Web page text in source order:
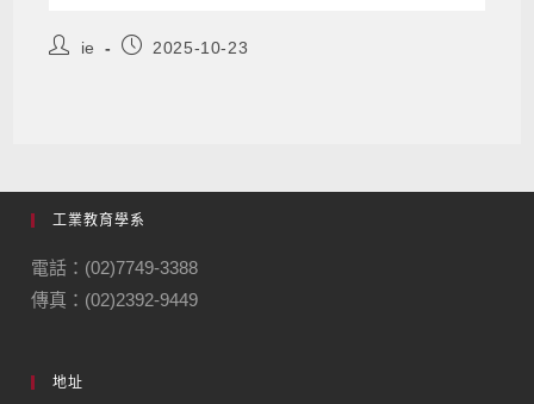
ie 2025-10-23
工業教育學系
電話：(02)7749-3388
傳真：(02)2392-9449
地址